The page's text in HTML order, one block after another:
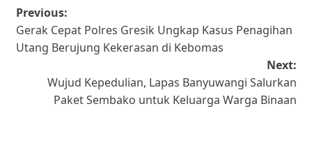
Post
navigation
Previous:
Gerak Cepat Polres Gresik Ungkap Kasus Penagihan
Utang Berujung Kekerasan di Kebomas
Next:
Wujud Kepedulian, Lapas Banyuwangi Salurkan
Paket Sembako untuk Keluarga Warga Binaan